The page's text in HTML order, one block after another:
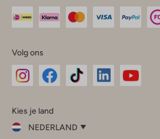
Volg ons
InstagramFacebook
Kies je land
NEDERLAND